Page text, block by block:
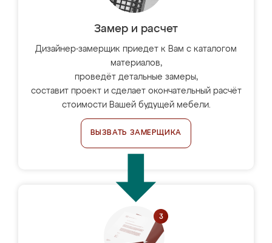
Замер и расчет
Дизайнер-замерщик приедет к Вам с каталогом
материалов,
проведёт детальные замеры,
составит проект и сделает окончательный расчёт
стоимости Вашей будущей мебели.
ВЫЗВАТЬ ЗАМЕРЩИКА